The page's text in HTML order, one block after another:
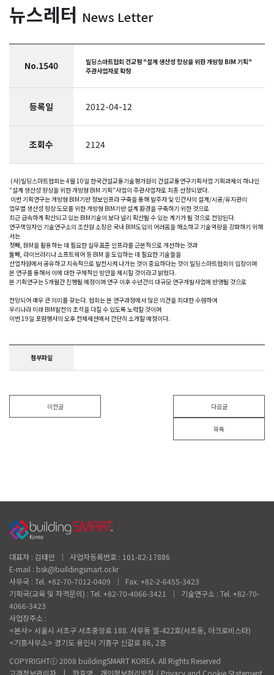
뉴스레터 News Letter
No.1540
빌딩스마트협회 건교평 "설계 생산성 향상을 위한 개방형 BIM 기획"
주관사업자로 확정
등록일 2012-04-12
조회수 2124
(사)빌딩스마트협회는4월 10일 한국건설교통기술평가원의 건설교통연구기획사업 기획과제의 하나인
"설계 생산성 향상을 위한 개방형 BIM 기획"사업의 주관사업자로 최종 선정되었다.
이번 기획연구는 개방형 BIM기반 정보인프라 구축을 통해 발주자 및 민간사의 설계/시공/유지관리
업무별 생산성 향상 도모를 위한 개방형 BIM기반 설계 환경을 구축하기 위한 것으로
최근 급속하게 확산되고 있는 BIM기술이 보다 널리 확산될 수 있는 계기가 될 것으로 전망된다.
연구책임자인 기술연구소의 조찬원 소장은 국내 BIM도입의 어려움을 해소하고 기술역량을 강화하기 위해
서는
첫째, BIM을 활용하는 데 필요한 실무표준 인프라를 근본적으로 개선하는 것과
둘째, 라이브러리나 소프트웨어 등 BIM 을 도입하는 데 필요한 기술들을
산업차원에서 공유하고 지속적으로 발전시켜 나가는 것이 중요하다는 것이 빌딩스마트협회의 입장이며
본 연구를 통해서 이에 대한 구체적인 방안을 제시할 것이라고 밝혔다.
본 기획연구는5개월간 진행될 예정이며 연구 이후 수년간의 대규모 연구개발사업에 반영될 것으로
전망되어 매우 큰 의미를 갖는다. 협회는 본 연구과정에서 많은 의견을 최대한 수렴하여
우리나라 미래 BIM발전의 초석을 다질 수 있도록 노력할 것이며
이번19일 포럼행사의 오후 전체세션에서 간단히 소개할 예정이다.
첨부파일
이전글 다음글
목록
대표자 : 김태만 │ 사업자등록번호 : 101-82-17886
E-mail : bsk@buildingsmart.or.kr
사무국 : Tel. +82-70-7012-0409 │ Fax. +82-2-6455-3423
기획국(교육 및 자격문의) : Tel. +82-70-4066-3421 │ 기술연구소 : Tel. +82-70-
4066-3423
사업장주소 :
<본사> 서울시 서초구 서초중앙로 188. 사무동 엘-422호(서초동, 아크로비스타)
<기흥사무소> 경기도 용인시 기흥구 신갈로 86, 2층
COPYRIGHTⓒ 2008 buildingSMART KOREA. All Rights Reserved
고객정보관리자 | 한효영 개인정보처리방침 / Privacy and Cookie Statement